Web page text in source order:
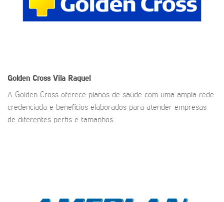
Golden Cross Vila Raquel
A Golden Cross oferece planos de saúde com uma ampla rede
credenciada e benefícios elaborados para atender empresas
de diferentes perfis e tamanhos.